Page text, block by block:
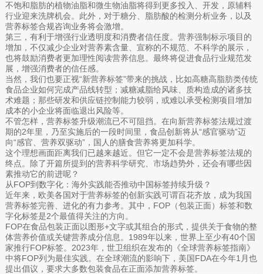
不饱和脂肪的植物油脂和微生物油脂将得到更多投入、开发，原辅料
行业迎来洗牌机会。此外，对于糖分、脂肪酸的检测分析业务，以及
营养标签合规咨询业务将会激增。
第三，有利于增强行业透明度和消费者信任度。营养强制标示项目的
增加，不仅减少企业对营养素含量、宣称的不规范、不科学的展示，
也将鼓励消费者更加理性阅读营养信息。最终将促进食品行业规范发
展，增强消费者的信任感。
当然，我们也要正视“新营养标签”带来的挑战，比如高糖高脂肪类传统
食品企业如何完成产品线转型；减糖减脂给风味、质构造成的诸多技
术难题；那些研发和供应链控制能力较弱，或难以承受检测项目增加
成本的小企业将面临退出风险等。
不管怎样，营养标签升级潮流已不可阻挡。在向新营养标签法规过渡
期的2年里，乃至实施后的一段时间里，食品创新将从“感官驱动”迈
向“感官、营养双驱动”，国人的膳食营养将更加科学。
这个理想画面距离我们已越来越近。但它一定不会是营养标签法规的
终点。除了开篇所提到的营养科学研究、市场趋势外，还会有哪些因
素推动它的前进呢？
从FOP到数字化：海外实践能否推动中国标签持续升级？
近年来，欧美各国对于营养标签的创新实践可谓百花齐放，成为我国
营养标签完善、进化的有力参考。其中，FOP（包装正面）标签和数
字化标签是2个最值得关注的方向。
FOP在食品包装正面以图形+文字或其组合的形式，提供关于食物的整
体营养价值或关键营养成分信息。1989年以来，世界上至少有40个国
家推行FOP标签。2023年，世卫组织在发布的《全球营养标签指南》
中将FOP列为最佳实践。在全球潮流的影响下，美国FDA在今年1月也
提出倡议，要求大多数包装食品在正面添加营养标签。